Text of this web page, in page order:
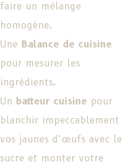
faire un mélange
homogène.
Une Balance de cuisine
pour mesurer les
ingrédients.
Un batteur cuisine pour
blanchir impeccablement
vos jaunes d’œufs avec le
sucre et monter votre